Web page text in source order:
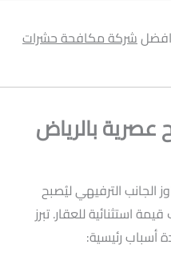
شركة مكافحة حشرات
عصرية بالرياض
الجانب الترفيهي ليُصبح
استثنائية للعقار. تبرز
أسباب رئيسية: